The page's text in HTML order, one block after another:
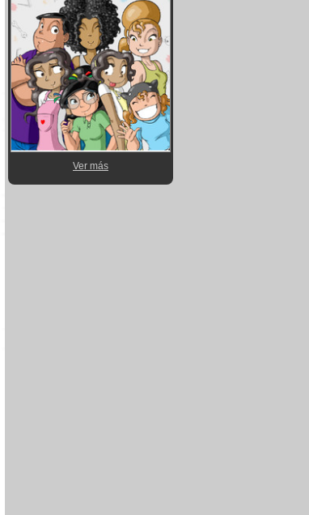
Ver más